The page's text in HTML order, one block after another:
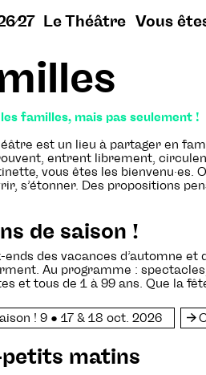
Le Théâtre Vous
familles, mais pas seulement !
est un lieu à partager en
entrent librement,
vous êtes les bienvenu·es.
s’étonner. Des propositions
de saison !
des vacances d’automne
Au programme :
et tous de 1 à 99 ans. Que la
! 9 ● 17 & 18 oct. 2026
matins